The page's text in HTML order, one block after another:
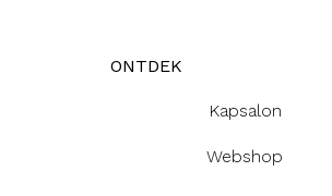
ONTDEK
Kapsalon
Webshop